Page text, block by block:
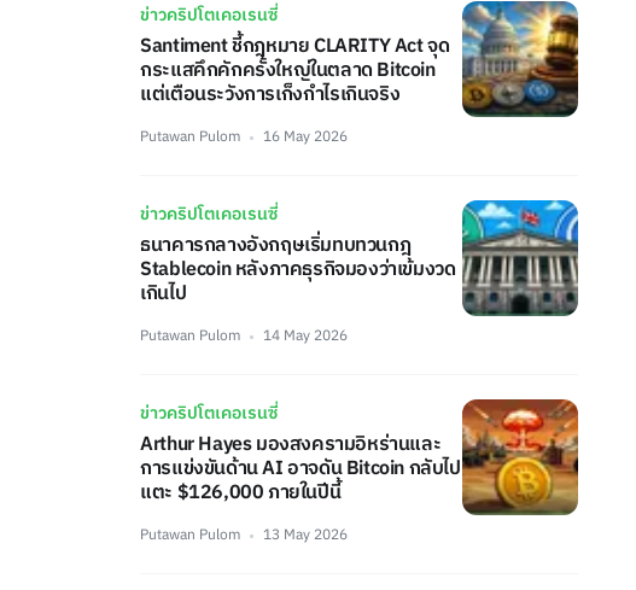
ข่าวคริปโตเคอเรนซี่
Santiment ชี้กฎหมาย CLARITY Act จุด
กระแสคึกคักครั้งใหญ่ในตลาด Bitcoin
แต่เตือนระวังการเก็งกำไรเกินจริง
Putawan Pulom 16 May 2026
ข่าวคริปโตเคอเรนซี่
ธนาคารกลางอังกฤษเริ่มทบทวนกฎ
Stablecoin หลังภาคธุรกิจมองว่าเข้มงวด
เกินไป
Putawan Pulom 14 May 2026
ข่าวคริปโตเคอเรนซี่
Arthur Hayes มองสงครามอิหร่านและ
การแข่งขันด้าน AI อาจดัน Bitcoin กลับไป
แตะ $126,000 ภายในปีนี้
Putawan Pulom 13 May 2026